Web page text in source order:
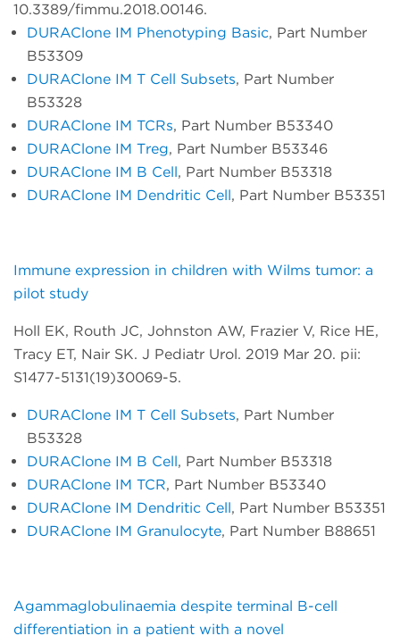
10.3389/fimmu.2018.00146.
DURAClone IM Phenotyping Basic, Part Number
B53309
DURAClone IM T Cell Subsets, Part Number
B53328
DURAClone IM TCRs, Part Number B53340
DURAClone IM Treg, Part Number B53346
DURAClone IM B Cell, Part Number B53318
DURAClone IM Dendritic Cell, Part Number B53351
Immune expression in children with Wilms tumor: a
pilot study
Holl EK, Routh JC, Johnston AW, Frazier V, Rice HE,
Tracy ET, Nair SK. J Pediatr Urol. 2019 Mar 20. pii:
S1477-5131(19)30069-5.
DURAClone IM T Cell Subsets, Part Number
B53328
DURAClone IM B Cell, Part Number B53318
DURAClone IM TCR, Part Number B53340
DURAClone IM Dendritic Cell, Part Number B53351
DURAClone IM Granulocyte, Part Number B88651
Agammaglobulinaemia despite terminal B-cell
differentiation in a patient with a novel